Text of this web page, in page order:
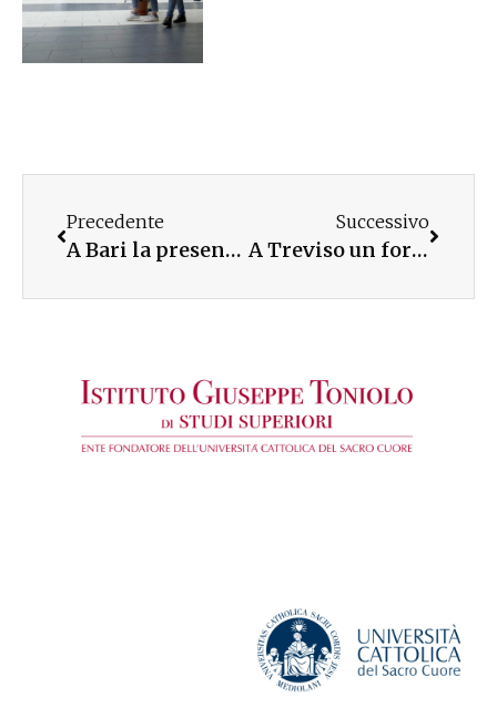
Precedente
A Bari la presentazione di un libro su Giuseppe Toniolo edito dalle Paoline
Successivo
A Treviso un format per i giovani